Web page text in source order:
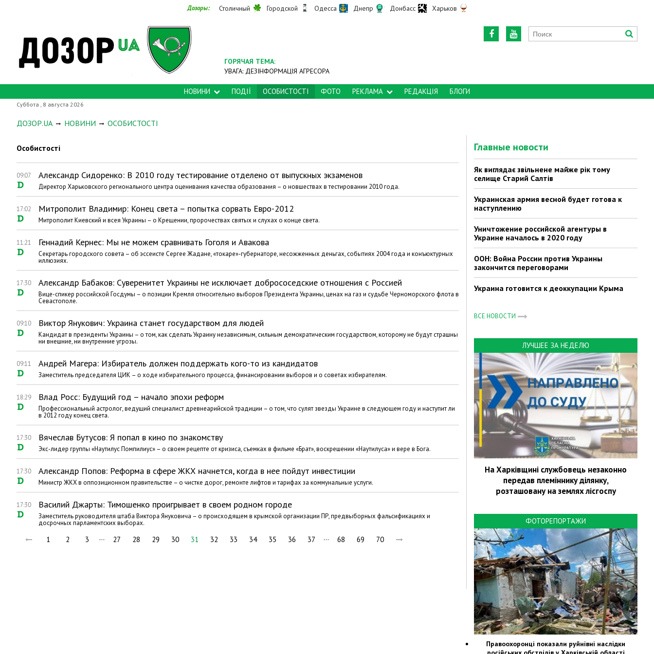
Дозоры: Столичный Городской Одесса Днепр Донбасс Харьков
ГОРЯЧАЯ ТЕМА:
УВАГА: ДЕЗІНФОРМАЦІЯ АГРЕСОРА
НОВИНИ ПОДІЇ ОСОБИСТОСТІ ФОТО РЕКЛАМА РЕДАКЦІЯ БЛОГИ
Суббота , 8 августа 2026
ДОЗОР.UA НОВИНИ ОСОБИСТОСТІ
Особистості
09:07 Александр Сидоренко: В 2010 году тестирование отделено от выпускных экзаменов
Директор Харьковского регионального центра оценивания качества образования – о новшествах в тестировании 2010 года.
17:02 Митрополит Владимир: Конец света – попытка сорвать Евро-2012
Митрополит Киевский и всея Украины – о Крещении, пророчествах святых и слухах о конце света.
11:21 Геннадий Кернес: Мы не можем сравнивать Гоголя и Авакова
Секретарь городского совета – об эссеисте Сергее Жадане, «токаре»-губернаторе, несожженных деньгах, событиях 2004 года и конъюктурных
иллюзиях.
17:30 Александр Бабаков: Cуверенитет Украины не исключает добрососедские отношения с Россией
Вице-спикер российской Госдумы – о позиции Кремля относительно выборов Президента Украины, ценах на газ и судьбе Черноморского флота в
Севастополе.
09:10 Виктор Янукович: Украина станет государством для людей
Кандидат в президенты Украины – о том, как сделать Украину независимым, сильным демократическим государством, которому не будут страшны
ни внешние, ни внутренние угрозы.
09:11 Андрей Магера: Избиратель должен поддержать кого-то из кандидатов
Заместитель председателя ЦИК – о ходе избирательного процесса, финансировании выборов и о советах избирателям.
18:29 Влад Росс: Будущий год – начало эпохи реформ
Профессиональный астролог, ведущий специалист древнеарийской традиции – о том, что сулят звезды Украине в следующем году и наступит ли
в 2012 году конец света.
17:30 Вячеслав Бутусов: Я попал в кино по знакомству
Экс-лидер группы «Наутилус Помпилиус» – о своем рецепте от кризиса, съемках в фильме «Брат», воскрешении «Наутилуса» и вере в Бога.
17:30 Александр Попов: Реформа в сфере ЖКХ начнется, когда в нее пойдут инвестиции
Министр ЖКХ в оппозиционном правительстве – о чистке дорог, ремонте лифтов и тарифах за коммунальные услуги.
17:30 Василий Джарты: Тимошенко проигрывает в своем родном городе
Заместитель руководителя штаба Виктора Януковича – о происходящем в крымской организации ПР, предвыборных фальсификациях и
досрочных парламентских выборах.
1 2 3 … 27 28 29 30 31 32 33 34 35 36 37 … 68 69 70
Главные новости
Як виглядає звільнене майже рік тому
селище Старий Салтів
Украинская армия весной будет готова к
наступлению
Уничтожение российской агентуры в
Украине началось в 2020 году
ООН: Война России против Украины
закончится переговорами
Украина готовится к деоккупации Крыма
ВСЕ НОВОСТИ
ЛУЧШЕЕ ЗА НЕДЕЛЮ
На Харківщині службовець незаконно
передав племіннику ділянку,
розташовану на землях лісгоспу
ФОТОРЕПОРТАЖИ
Правоохоронці показали руйнівні наслідки